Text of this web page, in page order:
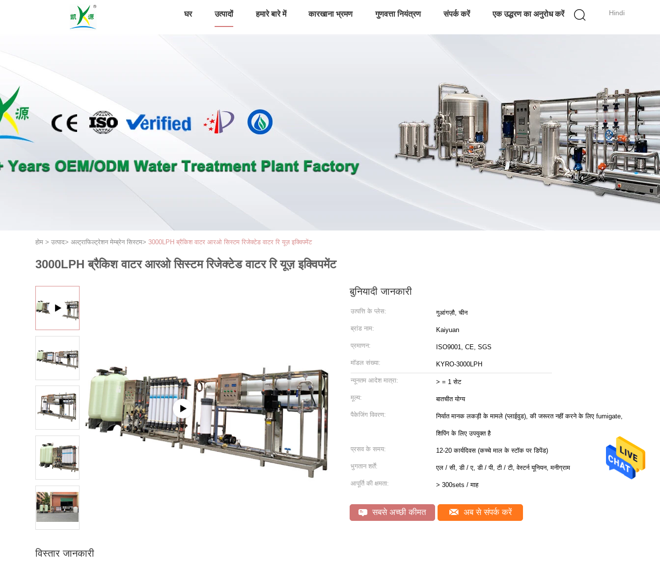
Hindi
घर उत्पादों हमारे बारे में कारखाना भ्रमण गुणवत्ता नियंत्रण संपर्क करें एक उद्धरण का अनुरोध करें
होम > उत्पाद> अल्ट्राफिल्ट्रेशन मेम्ब्रेन सिस्टम> 3000LPH ब्रैकिश वाटर आरओ सिस्टम रिजेक्टेड वाटर रि यूज़ इक्विपमेंट
3000LPH ब्रैकिश वाटर आरओ सिस्टम रिजेक्टेड वाटर रि यूज़ इक्विपमेंट
बुनियादी जानकारी
उत्पत्ति के प्लेस: गुआंगज़ौ, चीन
ब्रांड नाम: Kaiyuan
प्रमाणन: ISO9001, CE, SGS
मॉडल संख्या: KYRO-3000LPH
न्यूनतम आदेश मात्रा: > = 1 सेट
मूल्य: बातचीत योग्य
पैकेजिंग विवरण: निर्यात मानक लकड़ी के मामले (प्लाईवुड), की जरूरत नहीं करने के लिए fumigate,
शिपिंग के लिए उपयुक्त है
प्रसव के समय: 12-20 कार्यदिवस (कच्चे माल के स्टॉक पर डिपेंड)
भुगतान शर्तें: एल / सी, डी / ए, डी / पी, टी / टी, वेस्टर्न यूनियन, मनीग्राम
आपूर्ति की क्षमता: > 300sets / माह
सबसे अच्छी कीमत अब से संपर्क करें
विस्तार जानकारी